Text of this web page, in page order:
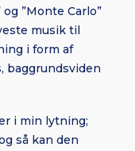
”Monte Carlo”
musik til
i form af
baggrundsviden
i min lytning;
så kan den